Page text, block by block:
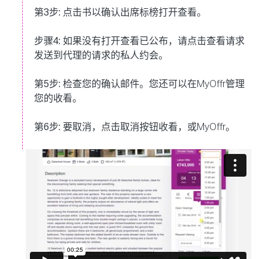
第3步:点击书以确认出席标榜打开查看。
步骤4:如果没有打开查看已公布，请点击查看请求
发送到代理的请求的私人约会。
第5步:检查您的确认邮件。您还可以在MyOffr管理
您的收看。
第6步:要取消，点击取消按钮收看，或MyOffr。